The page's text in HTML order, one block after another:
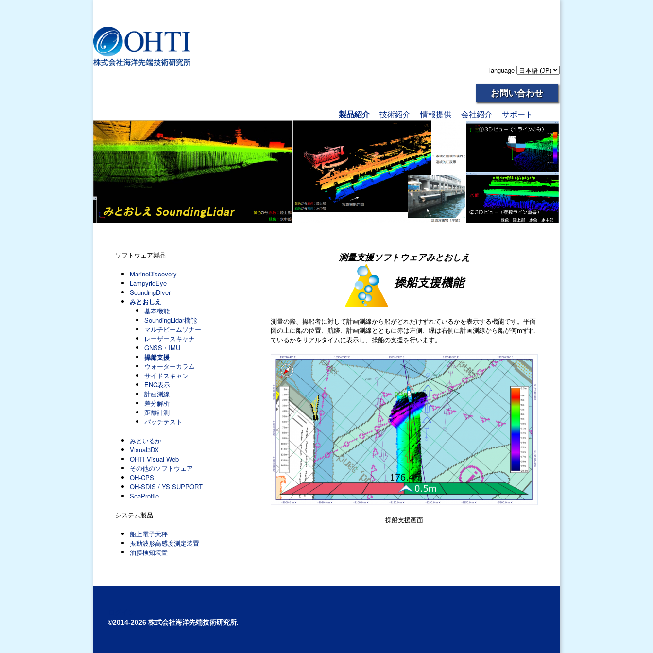
language
お問い合わせ
製品紹介 技術紹介 情報提供 会社紹介 サポート
ソフトウェア製品
MarineDiscovery
LampyridEye
SoundingDiver
みとおしえ
基本機能
SoundingLidar機能
マルチビームソナー
レーザースキャナ
GNSS・IMU
操船支援
ウォーターカラム
サイドスキャン
ENC表示
計画測線
差分解析
距離計測
パッチテスト
みといるか
Visual3DX
OHTI Visual Web
その他のソフトウェア
OH-CPS
OH-SDIS / YS SUPPORT
SeaProfile
システム製品
船上電子天秤
振動波形高感度測定装置
油膜検知装置
測量支援ソフトウェアみとおしえ
操船支援機能
測量の際、操船者に対して計画測線から船がどれだけずれているかを表示する機能です。平面
図の上に船の位置、航跡、計画測線とともに赤は左側、緑は右側に計画測線から船が何mずれ
ているかをリアルタイムに表示し、操船の支援を行います。
操船支援画面
©2014-2026 株式会社海洋先端技術研究所.